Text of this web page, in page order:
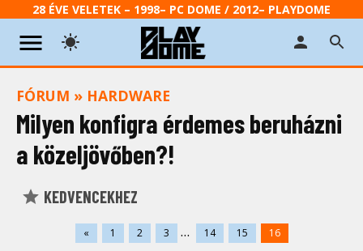
28 ÉVE VELETEK – 1998– PC DOME / 2012– PLAYDOME
FÓRUM » HARDWARE
Milyen konfigra érdemes beruházni
a közeljövőben?!
KEDVENCEKHEZ
« 1 2 3 ... 14 15 16